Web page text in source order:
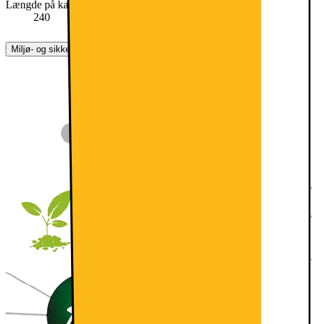
Længde på kabel (cm)
240
Miljø- og sikkerhedsoplysninger